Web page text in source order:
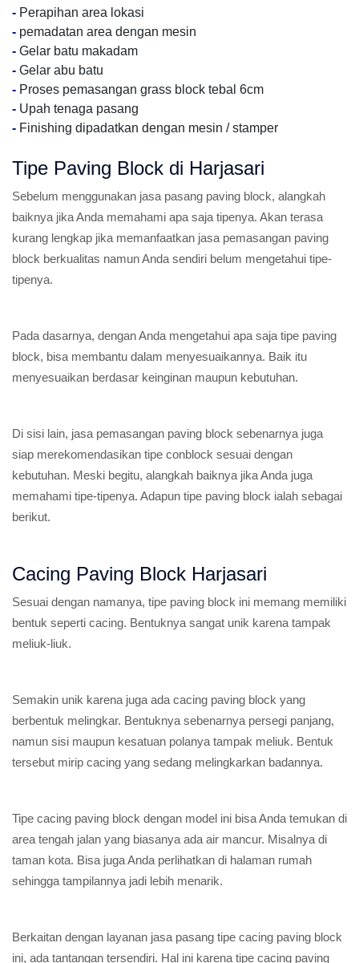
- Perapihan area lokasi
- pemadatan area dengan mesin
- Gelar batu makadam
- Gelar abu batu
- Proses pemasangan grass block tebal 6cm
- Upah tenaga pasang
- Finishing dipadatkan dengan mesin / stamper
Tipe Paving Block di Harjasari
Sebelum menggunakan jasa pasang paving block, alangkah
baiknya jika Anda memahami apa saja tipenya. Akan terasa
kurang lengkap jika memanfaatkan jasa pemasangan paving
block berkualitas namun Anda sendiri belum mengetahui tipe-
tipenya.
Pada dasarnya, dengan Anda mengetahui apa saja tipe paving
block, bisa membantu dalam menyesuaikannya. Baik itu
menyesuaikan berdasar keinginan maupun kebutuhan.
Di sisi lain, jasa pemasangan paving block sebenarnya juga
siap merekomendasikan tipe conblock sesuai dengan
kebutuhan. Meski begitu, alangkah baiknya jika Anda juga
memahami tipe-tipenya. Adapun tipe paving block ialah sebagai
berikut.
Cacing Paving Block Harjasari
Sesuai dengan namanya, tipe paving block ini memang memiliki
bentuk seperti cacing. Bentuknya sangat unik karena tampak
meliuk-liuk.
Semakin unik karena juga ada cacing paving block yang
berbentuk melingkar. Bentuknya sebenarnya persegi panjang,
namun sisi maupun kesatuan polanya tampak meliuk. Bentuk
tersebut mirip cacing yang sedang melingkarkan badannya.
Tipe cacing paving block dengan model ini bisa Anda temukan di
area tengah jalan yang biasanya ada air mancur. Misalnya di
taman kota. Bisa juga Anda perlihatkan di halaman rumah
sehingga tampilannya jadi lebih menarik.
Berkaitan dengan layanan jasa pasang tipe cacing paving block
ini, ada tantangan tersendiri. Hal ini karena tipe cacing paving